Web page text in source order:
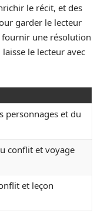
le récit, et des
garder le lecteur
une résolution
le lecteur avec
personnages et du
conflit et voyage
et leçon